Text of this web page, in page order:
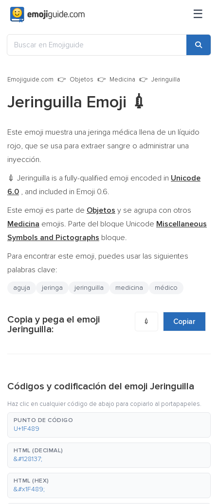
☰
Emojiguide.com Objetos Medicina Jeringuilla
Jeringuilla Emoji 💉
Este emoji muestra una jeringa médica llena de un líquido
rojo, que se usa para extraer sangre o administrar una
inyección.
💉 Jeringuilla is a fully-qualified emoji encoded in Unicode
6.0 , and included in Emoji 0.6.
Este emoji es parte de Objetos y se agrupa con otros
Medicina emojis. Parte del bloque Unicode Miscellaneous
Symbols and Pictographs bloque.
Para encontrar este emoji, puedes usar las siguientes
palabras clave:
aguja jeringa jeringuilla medicina médico
Copia y pega el emoji
Jeringuilla:
💉 Copiar
Códigos y codificación del emoji Jeringuilla
Haz clic en cualquier código de abajo para copiarlo al portapapeles.
PUNTO DE CÓDIGO
U+1F489
HTML (DECIMAL)
&#128137;
HTML (HEX)
&#x1F489;